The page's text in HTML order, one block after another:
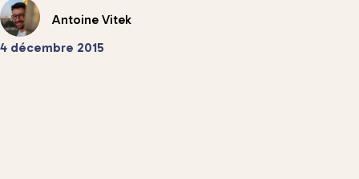
Antoine Vitek
4 décembre 2015